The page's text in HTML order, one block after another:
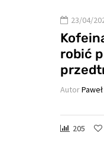
23/04/
robić
Autor
205